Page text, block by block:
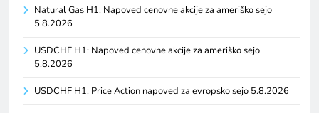
Natural Gas H1: Napoved cenovne akcije za ameriško sejo
5.8.2026
USDCHF H1: Napoved cenovne akcije za ameriško sejo
5.8.2026
USDCHF H1: Price Action napoved za evropsko sejo 5.8.2026